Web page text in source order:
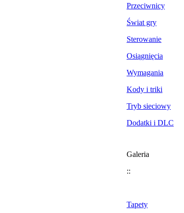
Przeciwnicy
Świat gry
Sterowanie
Osiągnięcia
Wymagania
Kody i triki
Tryb sieciowy
Dodatki i DLC
Galeria
::
Tapety